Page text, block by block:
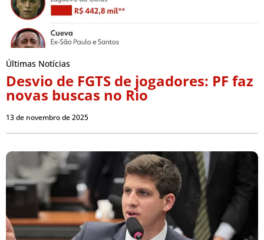
Últimas Notícias
Desvio de FGTS de jogadores: PF faz
novas buscas no Rio
13 de novembro de 2025